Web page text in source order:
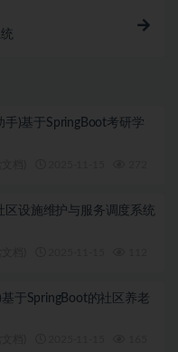
手)基于SpringBoot考研学
区设施维护与服务调度系统
于SpringBoot的社区养老